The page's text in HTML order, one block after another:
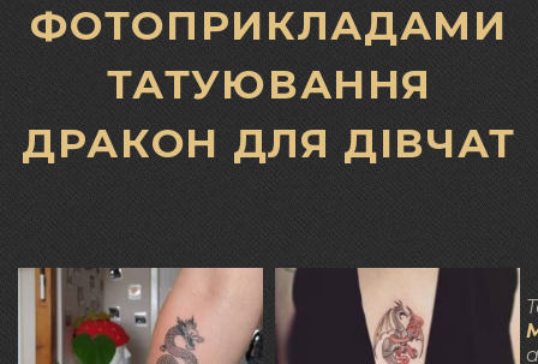
ФОТОПРИКЛАДАМИ
ТАТУЮВАННЯ
ДРАКОН ДЛЯ ДІВЧАТ